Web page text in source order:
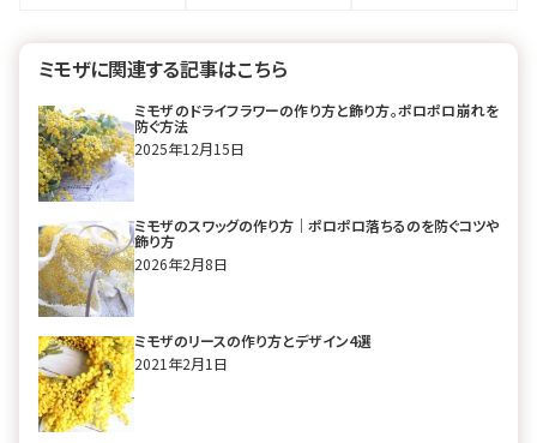
ミモザに関連する記事はこちら
ミモザのドライフラワーの作り方と飾り方。ポロポロ崩れを
防ぐ方法
2025年12月15日
ミモザのスワッグの作り方｜ポロポロ落ちるのを防ぐコツや
飾り方
2026年2月8日
ミモザのリースの作り方とデザイン4選
2021年2月1日